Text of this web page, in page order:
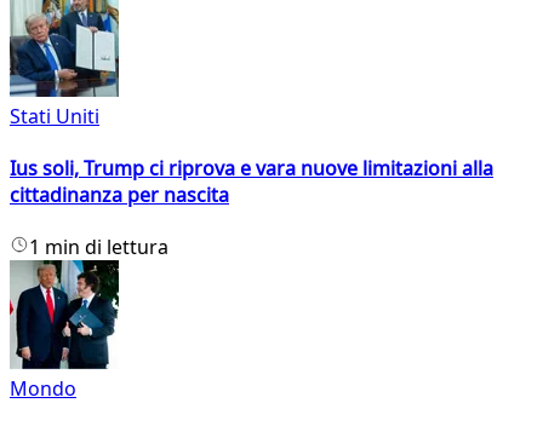
Stati Uniti
Ius soli, Trump ci riprova e vara nuove limitazioni alla
cittadinanza per nascita
1 min di lettura
Mondo